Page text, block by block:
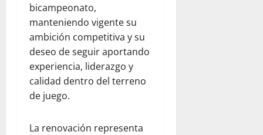
bicampeonato,
manteniendo vigente su
ambición competitiva y su
deseo de seguir aportando
experiencia, liderazgo y
calidad dentro del terreno
de juego.
La renovación representa